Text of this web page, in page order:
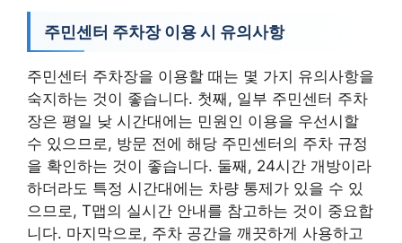
주민센터 주차장 이용 시 유의사항
주민센터 주차장을 이용할 때는 몇 가지 유의사항을
숙지하는 것이 좋습니다. 첫째, 일부 주민센터 주차
장은 평일 낮 시간대에는 민원인 이용을 우선시할
수 있으므로, 방문 전에 해당 주민센터의 주차 규정
을 확인하는 것이 좋습니다. 둘째, 24시간 개방이라
하더라도 특정 시간대에는 차량 통제가 있을 수 있
으므로, T맵의 실시간 안내를 참고하는 것이 중요합
니다. 마지막으로, 주차 공간을 깨끗하게 사용하고